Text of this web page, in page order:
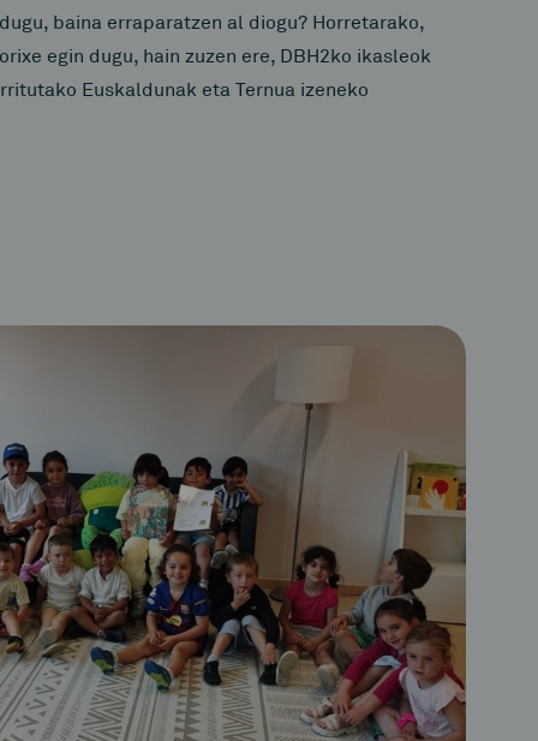
baina erraparatzen al diogu? Horretarako,
egin dugu, hain zuzen ere, DBH2ko ikasleok
Euskaldunak eta Ternua izeneko